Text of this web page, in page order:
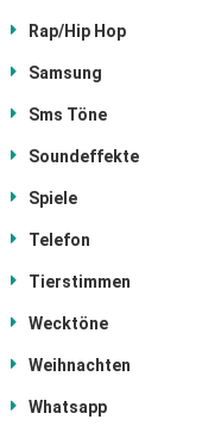
Rap/Hip Hop
Samsung
Sms Töne
Soundeffekte
Spiele
Telefon
Tierstimmen
Wecktöne
Weihnachten
Whatsapp